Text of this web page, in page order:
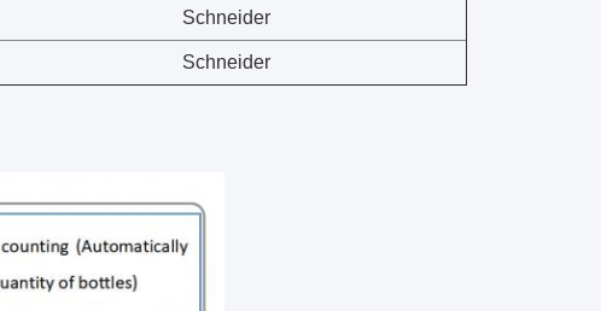
Schneider
Schneider